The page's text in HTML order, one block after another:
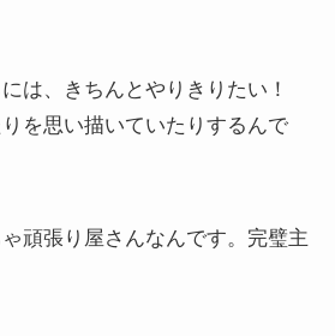
は、きちんとやりきりたい！
を思い描いていたりするんで
頑張り屋さんなんです。完璧主